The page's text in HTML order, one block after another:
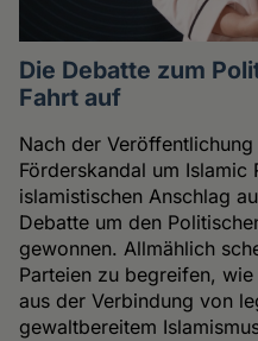
Die Debatte zum
Fahrt auf
Nach der
Förderskandal um Islamic
islamistischen Anschlag
Debatte um den
gewonnen. Allmählich
Parteien zu begreifen,
aus der Verbindung von
gewaltbereitem